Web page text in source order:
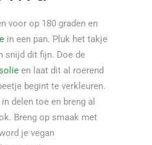
voor op 180 graden en
in een pan. Pluk het takje
snijd dit fijn. Doe de
en laat dit al roerend
begint te verkleuren.
delen toe en breng al
Breng op smaak met
je vegan